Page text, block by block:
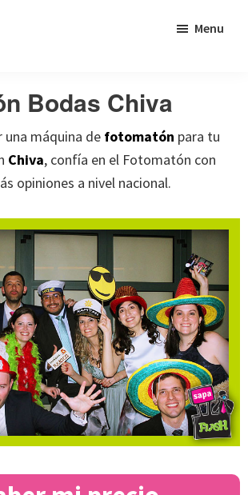
Menu
Bodas Chiva
una máquina de fotomatón para tu
Chiva, confía en el Fotomatón con
opiniones a nivel nacional.